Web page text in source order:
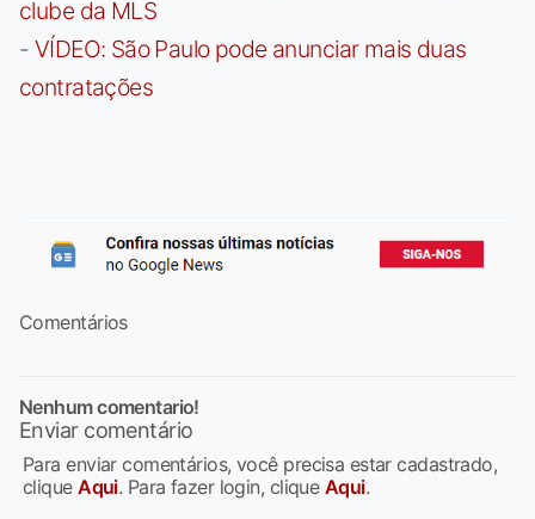
clube da MLS
- VÍDEO: São Paulo pode anunciar mais duas
contratações
Comentários
Nenhum comentario!
Enviar comentário
Para enviar comentários, você precisa estar cadastrado,
cliqueAqui. Para fazer login, clique Aqui.